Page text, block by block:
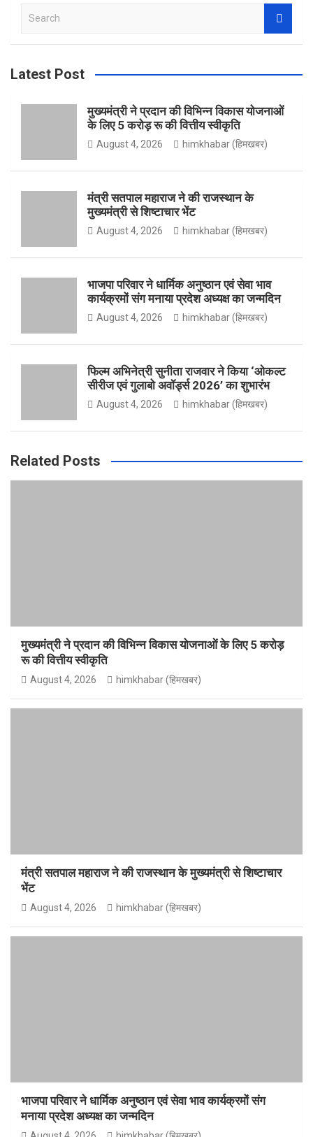
e t
a
a
t
t
T
a
c
Latest Post
मुख्यमंत्री ने प्रदान की विभिन्न विकास योजनाओं
के लिए 5 करोड़ रू की वित्तीय स्वीकृति
August 4, 2026 himkhabar (हिमखबर)
मंत्री सतपाल महाराज ने की राजस्थान के
मुख्यमंत्री से शिष्टाचार भेंट
August 4, 2026 himkhabar (हिमखबर)
भाजपा परिवार ने धार्मिक अनुष्ठान एवं सेवा भाव
कार्यक्रमों संग मनाया प्रदेश अध्यक्ष का जन्मदिन
August 4, 2026 himkhabar (हिमखबर)
फिल्म अभिनेत्री सुनीता राजवार ने किया ‘ओकल्ट
सीरीज एवं गुलाबो अवॉर्ड्स 2026’ का शुभारंभ
August 4, 2026 himkhabar (हिमखबर)
Related Posts
मुख्यमंत्री ने प्रदान की विभिन्न विकास योजनाओं के लिए 5 करोड़
रू की वित्तीय स्वीकृति
August 4, 2026 himkhabar (हिमखबर)
मंत्री सतपाल महाराज ने की राजस्थान के मुख्यमंत्री से शिष्टाचार
भेंट
August 4, 2026 himkhabar (हिमखबर)
भाजपा परिवार ने धार्मिक अनुष्ठान एवं सेवा भाव कार्यक्रमों संग
मनाया प्रदेश अध्यक्ष का जन्मदिन